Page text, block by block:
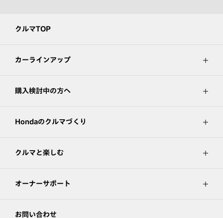
クルマTOP
カーラインアップ
購入検討中の方へ
Hondaのクルマづくり
クルマと楽しむ
オーナーサポート
お問い合わせ